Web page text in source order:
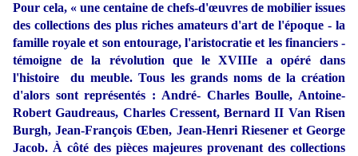
Pour cela, « une centaine de chefs-d'œuvres de mobilier issues
des collections des plus riches amateurs d'art de l'époque - la
famille royale et son entourage, l'aristocratie et les financiers -
témoigne de la révolution que le XVIIIe a opéré dans
l'histoire du meuble. Tous les grands noms de la création
d'alors sont représentés : André- Charles Boulle, Antoine-
Robert Gaudreaus, Charles Cressent, Bernard II Van Risen
Burgh, Jean-François Œben, Jean-Henri Riesener et George
Jacob. À côté des pièces majeures provenant des collections